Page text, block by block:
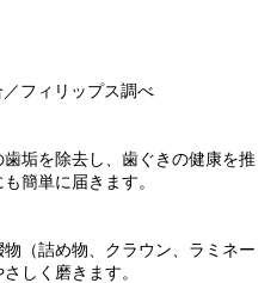
フィリップス調べ
垢を除去し、歯ぐきの健康を推
簡単に届きます。
（詰め物、クラウン、ラミネー
しく磨きます。